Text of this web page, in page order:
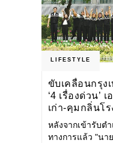
LIFESTYLE
ขับเคลื่อนกรุง
‘4 เรื่องด่วน’
เก่า-คุมกลิ่นโ
หลังจากเข้ารับต
ทางการแล้ว "น